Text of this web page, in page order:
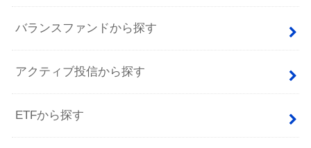
バランスファンドから探す
アクティブ投信から探す
ETFから探す